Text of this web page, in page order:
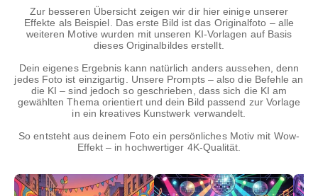
Zur besseren Übersicht zeigen wir dir hier einige unserer
Effekte als Beispiel. Das erste Bild ist das Originalfoto – alle
weiteren Motive wurden mit unseren KI-Vorlagen auf Basis
dieses Originalbildes erstellt.
Dein eigenes Ergebnis kann natürlich anders aussehen, denn
jedes Foto ist einzigartig. Unsere Prompts – also die Befehle an
die KI – sind jedoch so geschrieben, dass sich die KI am
gewählten Thema orientiert und dein Bild passend zur Vorlage
in ein kreatives Kunstwerk verwandelt.
So entsteht aus deinem Foto ein persönliches Motiv mit Wow-
Effekt – in hochwertiger 4K-Qualität.